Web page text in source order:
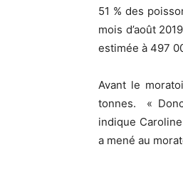
51 % des
mois d’août
estimée à 497
Avant le
tonnes. «
indique
a mené au